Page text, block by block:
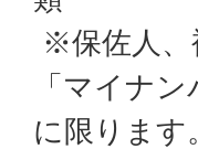
※保佐人、
「マイナ
に限ります